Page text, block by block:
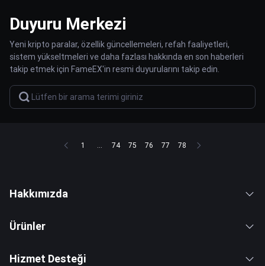
Duyuru Merkezi
Yeni kripto paralar, özellik güncellemeleri, refah faaliyetleri,
sistem yükseltmeleri ve daha fazlası hakkında en son haberleri
takip etmek için FameEX'in resmi duyurularını takip edin.
1 ... 74 75 76 77 78
Hakkımızda
Ürünler
Hizmet Desteği